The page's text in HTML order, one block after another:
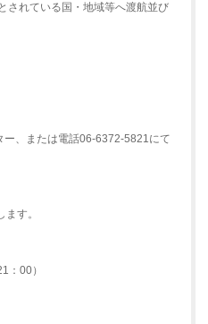
されている国・地域等へ渡航並び
、または電話06-6372-5821にて
す。
：00）